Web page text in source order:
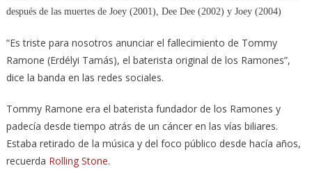
después de las muertes de Joey (2001), Dee Dee (2002) y Joey (2004)
“Es triste para nosotros anunciar el fallecimiento de Tommy
Ramone (Erdélyi Tamás), el baterista original de los Ramones”,
dice la banda en las redes sociales.
Tommy Ramone era el baterista fundador de los Ramones y
padecía desde tiempo atrás de un cáncer en las vías biliares.
Estaba retirado de la música y del foco público desde hacía años,
recuerda Rolling Stone.